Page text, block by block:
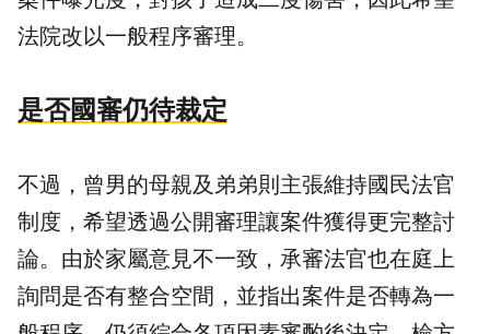
法院改以一般程序審理。
是否國審仍待裁定
不過，曾男的母親及弟弟則主張維持國民法官
制度，希望透過公開審理讓案件獲得更完整討
論。由於家屬意見不一致，承審法官也在庭上
詢問是否有整合空間，並指出案件是否轉為一